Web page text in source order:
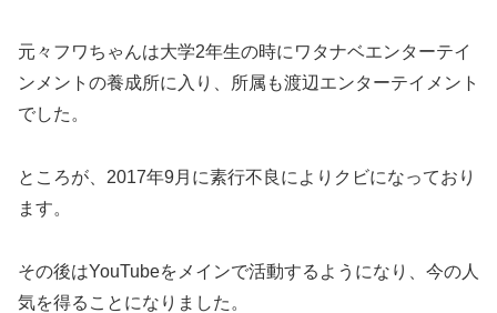
元々フワちゃんは大学2年生の時にワタナベエンターテイ
ンメントの養成所に入り、所属も渡辺エンターテイメント
でした。
ところが、2017年9月に素行不良によりクビになっており
ます。
その後はYouTubeをメインで活動するようになり、今の人
気を得ることになりました。